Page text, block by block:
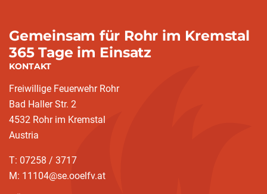
Gemeinsam für Rohr im Kremstal
365 Tage im Einsatz
KONTAKT
Freiwillige Feuerwehr Rohr
Bad Haller Str. 2
4532 Rohr im Kremstal
Austria
T: 07258 / 3717
M: 11104@se.ooelfv.at